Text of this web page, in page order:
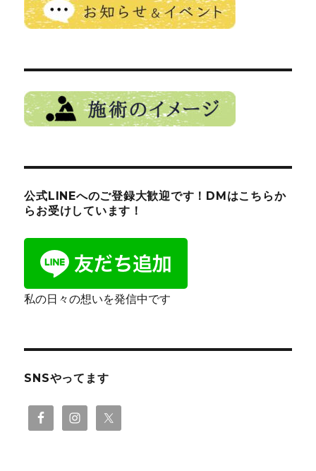
ン
公式LINEへのご登録大歓迎です！DMはこちらか
らお受けしています！
私の日々の想いを発信中です
SNSやってます